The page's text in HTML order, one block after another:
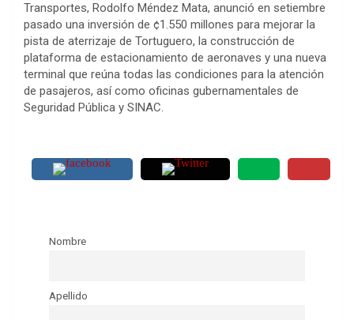
Transportes, Rodolfo Méndez Mata, anunció en setiembre
pasado una inversión de ¢1.550 millones para mejorar la
pista de aterrizaje de Tortuguero, la construcción de
plataforma de estacionamiento de aeronaves y una nueva
terminal que reúna todas las condiciones para la atención
de pasajeros, así como oficinas gubernamentales de
Seguridad Pública y SINAC.
Nombre
Apellido